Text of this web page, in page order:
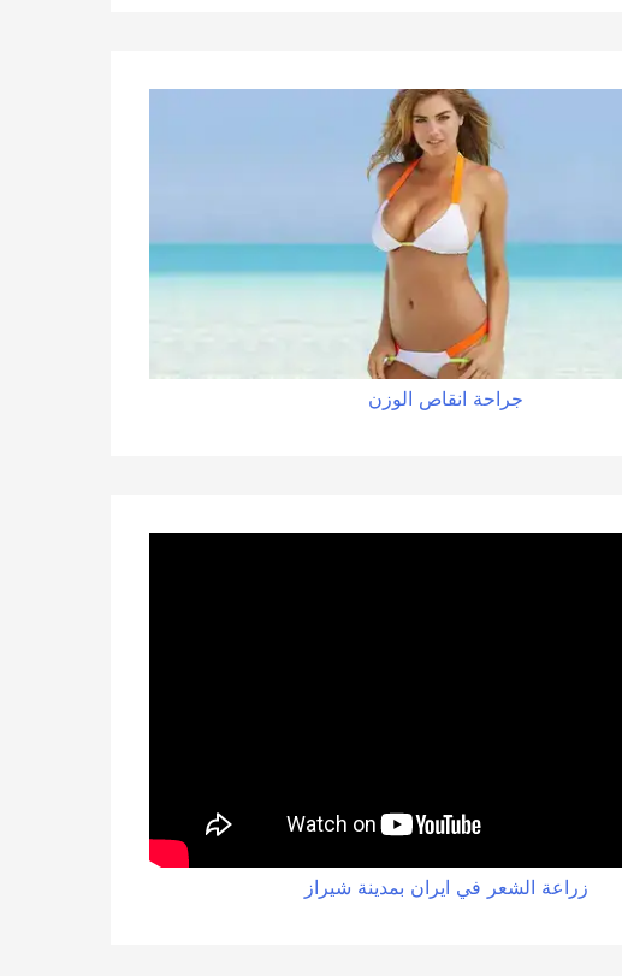
جراحة انقاص الوزن
زراعة الشعر في ايران بمدينة شيراز